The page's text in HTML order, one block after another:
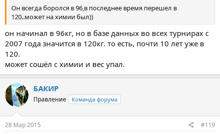
Он всегда боролся в 96,в последнее время перешел в
120..может на химии был))
он начинал в 96кг, но в базе данных во всех турнирах с
2007 года значится в 120кг. то есть, почти 10 лет уже в
120.
может сошёл с химии и вес упал.
БАКИР
Правление Команда форума
28 Мар 2015 #119